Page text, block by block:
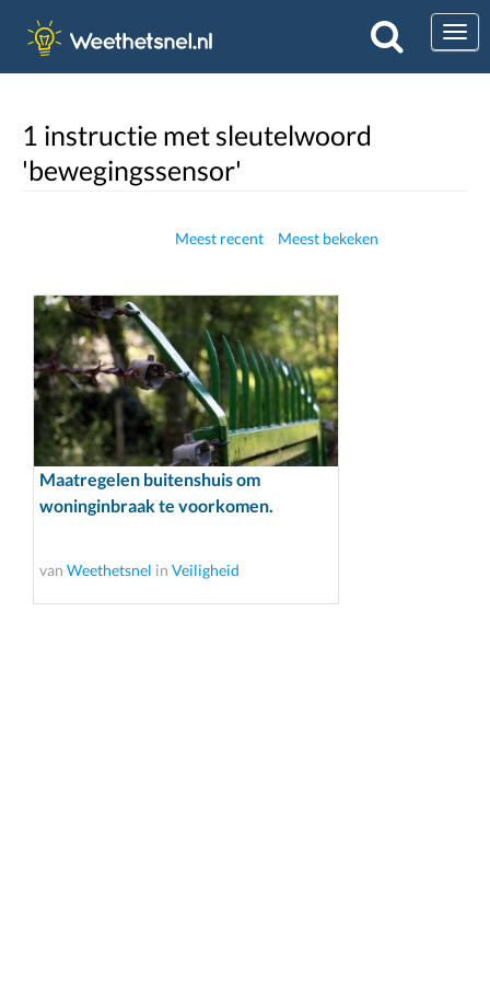
1 instructie met sleutelwoord
'bewegingssensor'
Meest recent Meest bekeken
Maatregelen buitenshuis om
woninginbraak te voorkomen.
van Weethetsnel in Veiligheid